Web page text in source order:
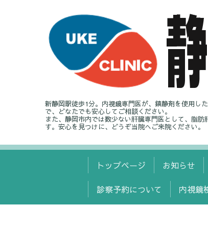
新静岡駅徒歩1分。内視鏡専門医が、鎮静剤を使用し
で、どなたでも安心してご相談ください。
また、静岡市内では数少ない肝臓専門医として、脂
す。安心を見つけに、どうぞ当院へご来院ください。
トップページ お知らせ
診察予約について 内視鏡